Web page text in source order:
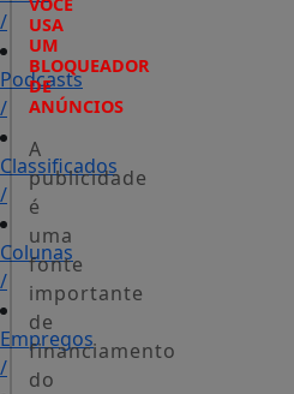
/
Podcasts
/
Classificados
/
Colunas
/
Empregos
/
USA
UM
BLOQUEADOR
DE
ANÚNCIOS
A
publicidade
é
uma
fonte
importante
de
financiamento
do